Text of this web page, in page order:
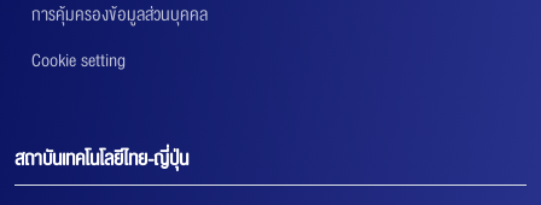
การคุ้มครองข้อมูลส่วนบุคคล
Cookie setting
สถาบันเทคโนโลยีไทย-ญี่ปุ่น